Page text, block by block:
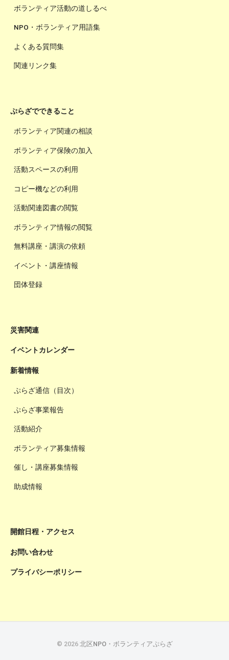
ボランティア活動の道しるべ
NPO・ボランティア用語集
よくある質問集
関連リンク集
ぷらざでできること
ボランティア関連の相談
ボランティア保険の加入
活動スペースの利用
コピー機などの利用
活動関連図書の閲覧
ボランティア情報の閲覧
無料講座・講演の依頼
イベント・講座情報
団体登録
災害関連
イベントカレンダー
新着情報
ぷらざ通信（目次）
ぷらざ事業報告
活動紹介
ボランティア募集情報
催し・講座募集情報
助成情報
開館日程・アクセス
お問い合わせ
プライバシーポリシー
© 2026 北区NPO・ボランティアぷらざ